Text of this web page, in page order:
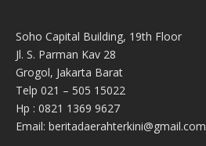
Soho Capital Building, 19th Floor
Jl. S. Parman Kav 28
Grogol, Jakarta Barat
Telp 021 – 505 15022
Hp : 0821 1369 9627
Email: beritadaerahterkini@gmail.com